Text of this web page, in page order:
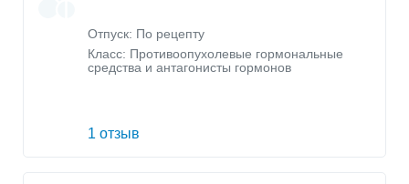
Отпуск: По рецепту
Класс: Противоопухолевые гормональные
средства и антагонисты гормонов
1 отзыв